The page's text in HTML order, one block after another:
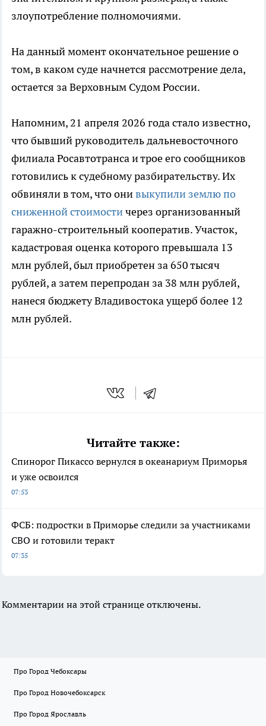
злоупотребление полномочиями.
На данный момент окончательное решение о
том, в каком суде начнется рассмотрение дела,
остается за Верховным Судом России.
Напомним, 21 апреля 2026 года стало известно,
что бывший руководитель дальневосточного
филиала Росавтотранса и трое его сообщников
готовились к судебному разбирательству. Их
обвиняли в том, что онивыкупили землю по
сниженной стоимостичерез организованный
гаражно-строительный кооператив. Участок,
кадастровая оценка которого превышала 13
млн рублей, был приобретен за 650 тысяч
рублей, а затем перепродан за 38 млн рублей,
нанеся бюджету Владивостока ущерб более 12
млн рублей.
Читайте также:
Спинорог Пикассо вернулся в океанариум Приморья
и уже освоился
07:53
ФСБ: подростки в Приморье следили за участниками
СВО и готовили теракт
07:35
Комментарии на этой странице отключены.
Про Город Чебоксары
Про Город Новочебоксарск
Про Город Ярославль